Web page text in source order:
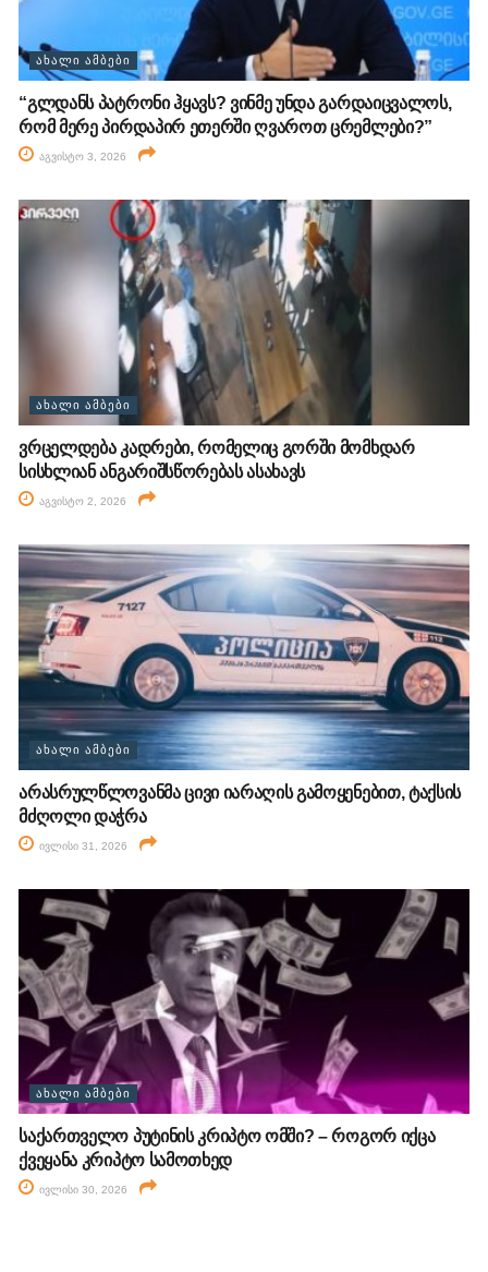
ᲐᲮᲐᲚᲘ ᲐᲛᲑᲔᲑᲘ
“გლდანს პატრონი ჰყავს? ვინმე უნდა გარდაიცვალოს,
რომ მერე პირდაპირ ეთერში ღვაროთ ცრემლები?”
აგვისტო 3, 2026
ᲐᲮᲐᲚᲘ ᲐᲛᲑᲔᲑᲘ
ვრცელდება კადრები, რომელიც გორში მომხდარ
სისხლიან ანგარიშსწორებას ასახავს
აგვისტო 2, 2026
ᲐᲮᲐᲚᲘ ᲐᲛᲑᲔᲑᲘ
არასრულწლოვანმა ცივი იარაღის გამოყენებით, ტაქსის
მძღოლი დაჭრა
ივლისი 31, 2026
ᲐᲮᲐᲚᲘ ᲐᲛᲑᲔᲑᲘ
საქართველო პუტინის კრიპტო ომში? – როგორ იქცა
ქვეყანა კრიპტო სამოთხედ
ივლისი 30, 2026